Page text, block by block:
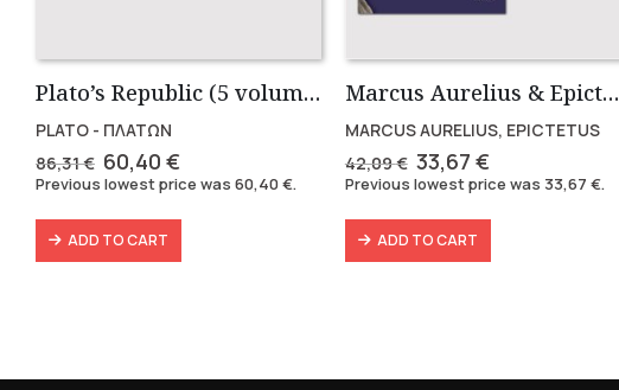
Plato’s Republic (5 volumes)
PLATO - ΠΛΑΤΩΝ
86,31€ Original
price
86,31 €.
60,40€
price
60,40 €.
Previous lowest price was 60,40€.
ADD TO CART
Marcus Aurelius & Epictetus (Compact works in Greek)
MARCUS AURELIUS, EPICTETUS
42,09€ Original
price
42,09 €.
33,67 €Current
price
33,67 €.
Previous lowest price was 33,67 €.
ADD TO CART